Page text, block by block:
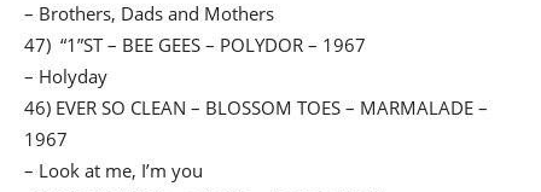
– Brothers, Dads and Mothers
47) “1”ST – BEE GEES – POLYDOR – 1967
– Holyday
46) EVER SO CLEAN – BLOSSOM TOES – MARMALADE –
1967
– Look at me, I’m you